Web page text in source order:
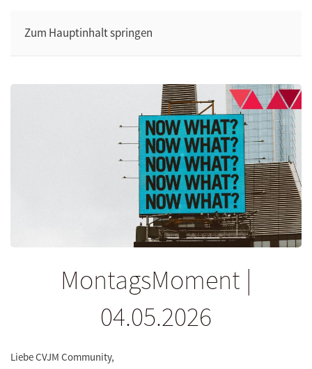
Zum Hauptinhalt springen
MontagsMoment |
04.05.2026
Liebe CVJM Community,